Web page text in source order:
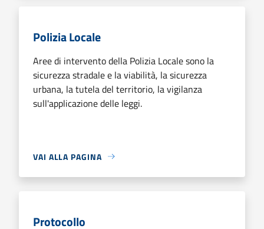
Polizia Locale
Aree di intervento della Polizia Locale sono la
sicurezza stradale e la viabilità, la sicurezza
urbana, la tutela del territorio, la vigilanza
sull'applicazione delle leggi.
VAI ALLA PAGINA
Protocollo